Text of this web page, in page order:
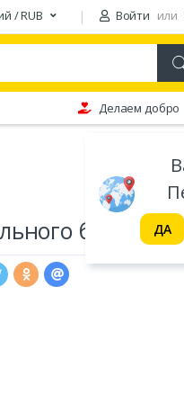
/ RUB Войти или
ДА
Делаем добро
белья